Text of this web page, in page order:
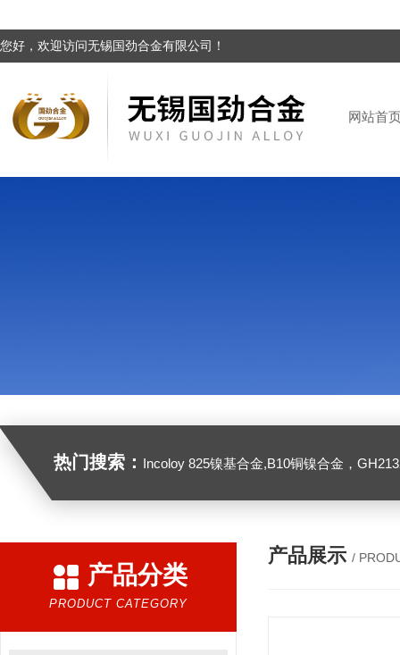
您好，欢迎访问无锡国劲合金有限公司！
网站首
热门搜索： Incoloy 825镍基合金,B10铜镍合金，GH2132高温合金，C276
产品分类
PRODUCT CATEGORY
产品展示 /